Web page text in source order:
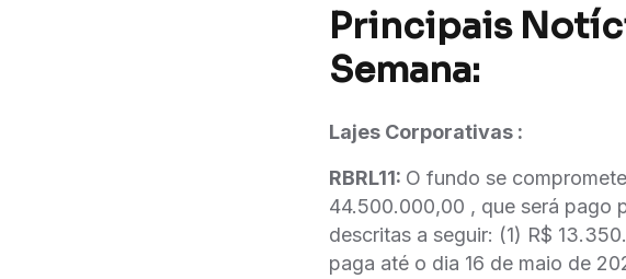
Principais
Semana:
Lajes Corporativas :
RBRL11: O fundo se
44.500.000,00 , que será pago
descritas a seguir: (1) R$
paga até o dia 16 de maio de